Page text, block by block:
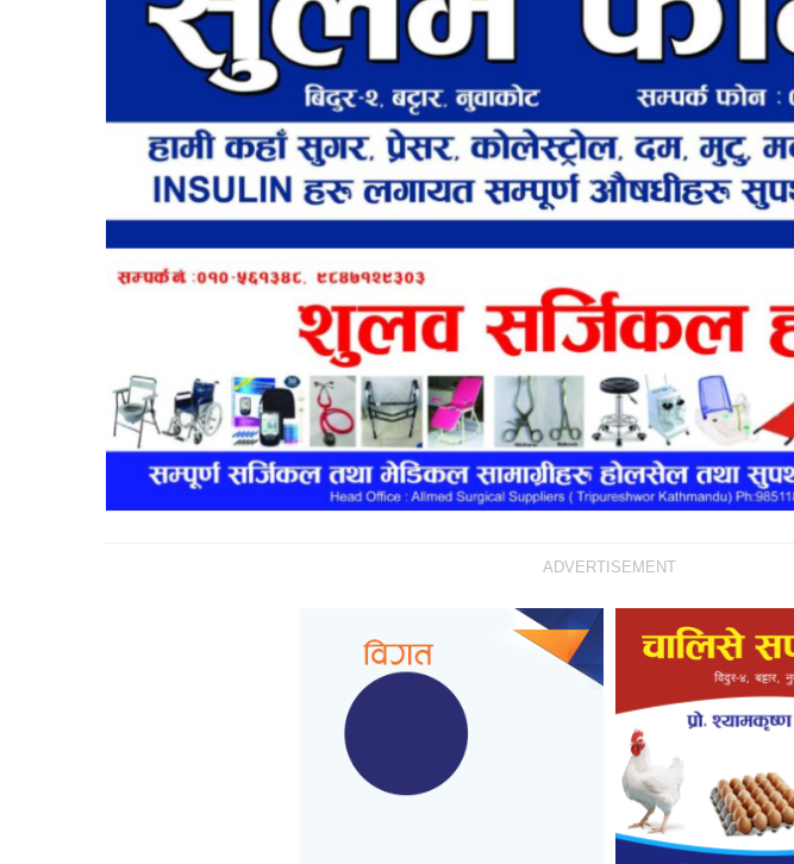
ADVERTISEMENT